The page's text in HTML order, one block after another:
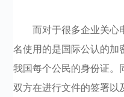
而对于很多企业关心
名使用的是国际公认的加
我国每个公民的身份证。
双方在进行文件的签署以